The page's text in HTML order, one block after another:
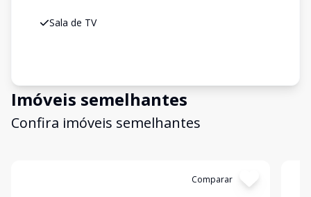
Sala de TV
Imóveis semelhantes
Confira imóveis semelhantes
Comparar